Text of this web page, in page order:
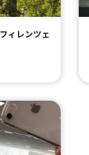
ィレンツェ